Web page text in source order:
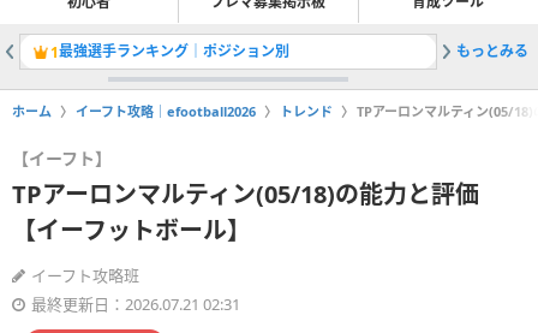
1最強選手ランキング｜ポジション別 2
もっとみる
ホーム イーフト攻略｜efootball2026 トレンド TPアーロンマルティン(05/
【イーフト】
TPアーロンマルティン(05/18)の能力と評価
【イーフットボール】
イーフト攻略班
最終更新日：2026.07.21 02:31